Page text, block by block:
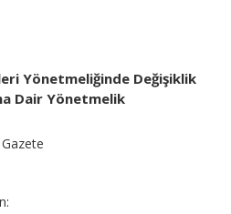
Yönetmeliğinde Değişiklik
Dair Yönetmelik